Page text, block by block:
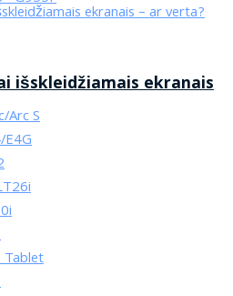
išskleidžiamais ekranais
Arc S
E4G
Tablet